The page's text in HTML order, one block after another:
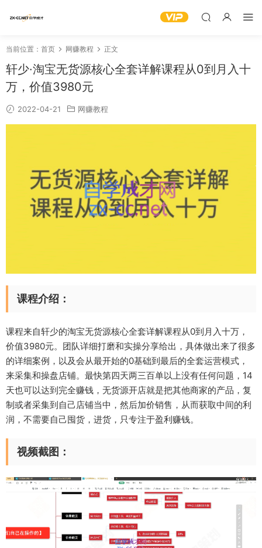
当前位置： 首页 网赚教程 正文
轩少·淘宝无货源核心全套详解课程从0到月入十
万，价值3980元
2022-04-21 网赚教程
课程介绍：
课程来自轩少的淘宝无货源核心全套详解课程从0到月入十万，
价值3980元。团队详细打磨和实操分享给出，具体做出来了很多
的详细案例，以及会从最开始的0基础到最后的全套运营模式，
来采集和操盘店铺。最快第四天两三百单以上没有任何问题，14
天也可以达到完全赚钱，无货源开店就是把其他商家的产品，复
制或者采集到自己店铺当中，然后加价销售，从而获取中间的利
润，不需要自己囤货，进货，只专注于盈利赚钱。
视频截图：